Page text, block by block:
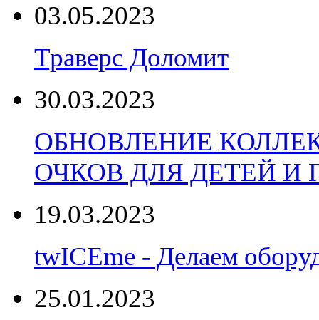
03.05.2023
Траверс Доломит
30.03.2023
ОБНОВЛЕНИЕ
ОЧКОВ ДЛЯ ДЕТЕЙ И
19.03.2023
twICEme - Делаем
25.01.2023